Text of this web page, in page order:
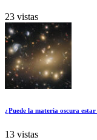
23 vistas
¿Puede la materia oscura
13 vistas